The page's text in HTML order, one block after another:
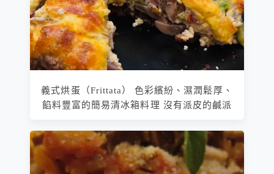
義式烘蛋（Frittata） 色彩繽紛、濕潤鬆厚、
餡料豐富的簡易清冰箱料理 沒有派皮的鹹派